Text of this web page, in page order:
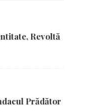
Revoltă
Prădător